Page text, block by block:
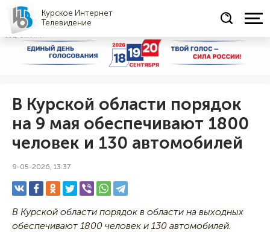
Курское Интернет
Телевидение
СОЦРЕКЛАМА
В Курской области порядок
на 9 мая обеспечивают 1800
человек и 130 автомобилей
9-05-2026, 13:37
В Курской области порядок в области на выходных
обеспечивают 1800 человек и 130 автомобилей.